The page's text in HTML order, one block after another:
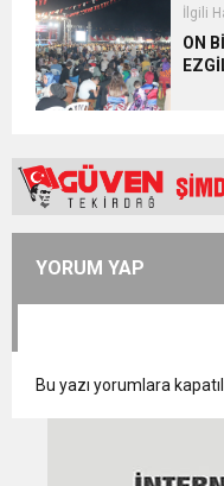
İlgili
ON
YORUM YAP
Bu yazı yorumlara